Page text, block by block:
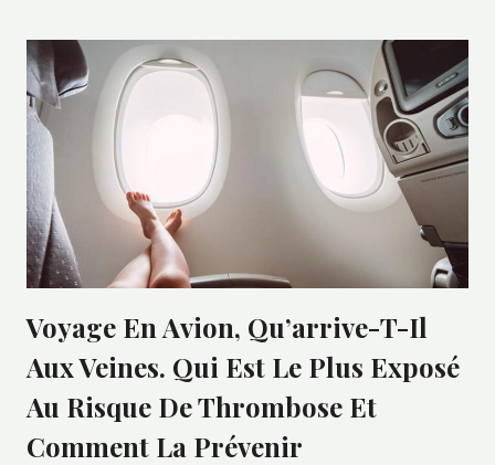
Voyage En Avion, Qu’arrive-T-Il
Aux Veines. Qui Est Le Plus Exposé
Au Risque De Thrombose Et
Comment La Prévenir